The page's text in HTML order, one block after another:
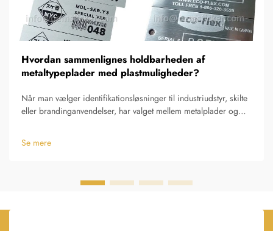
Hvordan sammenlignes holdbarheden af
metaltypeplader med plastmuligheder?
Når man vælger identifikationsløsninger til industriudstyr, skilte
eller brandinganvendelser, har valget mellem metalplader og
og omkostningseffektivitet. Forståelse af de varighedsrelaterede
fordele og ulemper...
Se mere